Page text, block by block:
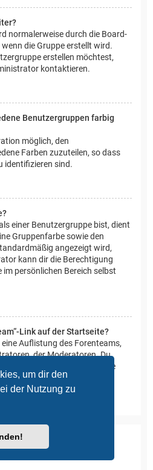
um dir den
der Nutzung zu
normalerweise durch die Board-
die Gruppe erstellt wird.
erstellen möchtest,
kontaktieren.
Benutzergruppen farbig
möglich, den
Farben zuzuteilen, so dass
identifizieren sind.
einer Benutzergruppe bist, dient
Gruppenfarbe sowie den
angezeigt wird,
kann dir die Berechtigung
persönlichen Bereich selbst
Link auf der Startseite?
Auflistung des Forenteams,
der Moderatoren. Du
wie die Foren, die